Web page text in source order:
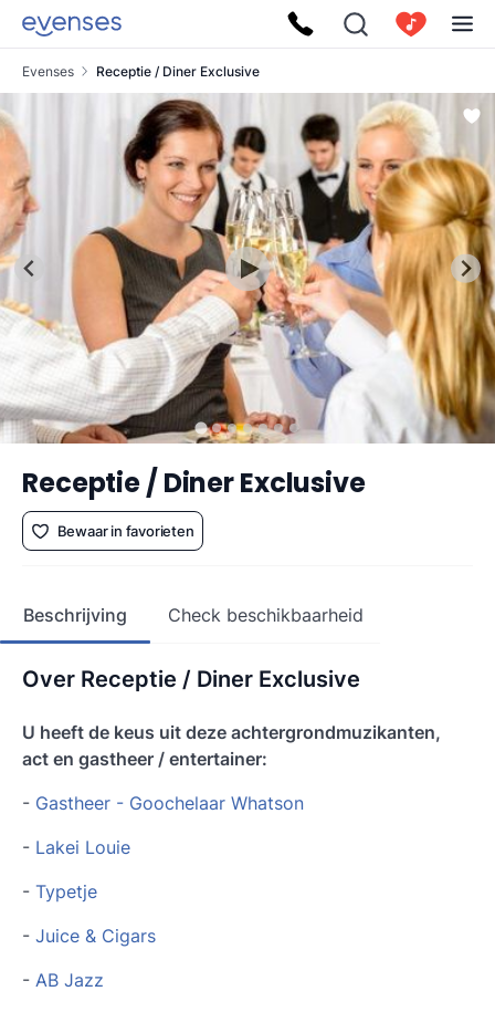
Evenses Receptie / Diner Exclusive
Receptie / Diner Exclusive
Bewaar in favorieten
Beschrijving Check beschikbaarheid
Over Receptie / Diner Exclusive
U heeft de keus uit deze achtergrondmuzikanten,
act en gastheer / entertainer:
- Gastheer - Goochelaar Whatson
- Lakei Louie
- Typetje
- Juice & Cigars
- AB Jazz